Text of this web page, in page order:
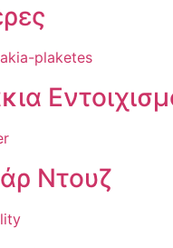
Ντουζ